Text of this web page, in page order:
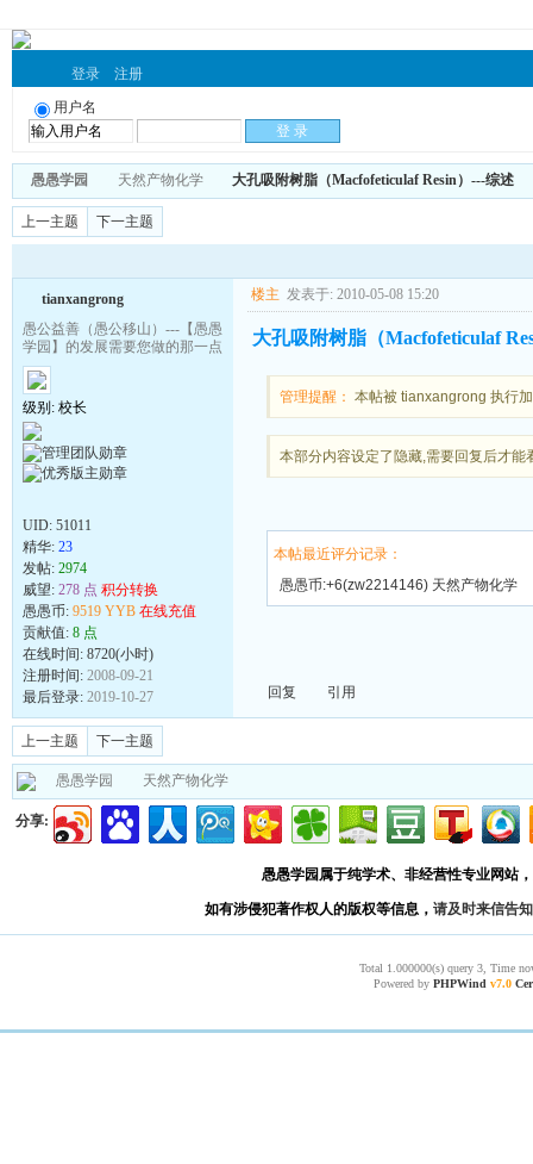
登录 注册
用户名
愚愚学园 天然产物化学 大孔吸附树脂（Macfofeticulaf Resin）---综述
上一主题 下一主题
tianxangrong
愚公益善（愚公移山）---【愚愚
学园】的发展需要您做的那一点
级别: 校长
UID: 51011
精华: 23
发帖: 2974
威望: 278 点 积分转换
愚愚币: 9519 YYB 在线充值
贡献值: 8 点
在线时间: 8720(小时)
注册时间: 2008-09-21
最后登录: 2019-10-27
楼主 发表于: 2010-05-08 15:20
大孔吸附树脂（Macfofeticulaf
管理提醒： 本帖被 tianxangrong 执行
本部分内容设定了隐藏,需要回复后才能
本帖最近评分记录：
愚愚币:+6(zw2214146) 天然产物化学
回复 引用
上一主题 下一主题
愚愚学园 天然产物化学
分享:
愚愚学园属于纯学术、非经营性专业网站
如有涉侵犯著作权人的版权等信息， 请及时来信告知
Total 1.000000(s) query 3, Time
Powered by PHPWind v7.0